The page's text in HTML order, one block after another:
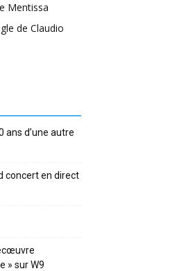
Mentissa
de Claudio
ans d’une autre
concert en direct
» sur W9